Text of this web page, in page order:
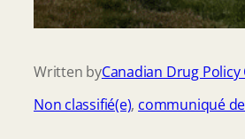
Written byCanadian Drug Policy
Non classifié(e), communiqué